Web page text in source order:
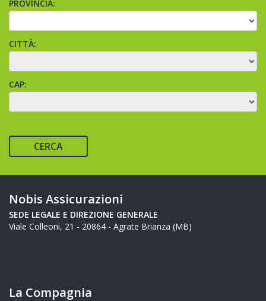
PROVINCIA:
CITTÀ:
CAP:
CERCA
Nobis Assicurazioni
SEDE LEGALE E DIREZIONE GENERALE
Viale Colleoni, 21 - 20864 - Agrate Brianza (MB)
La Compagnia